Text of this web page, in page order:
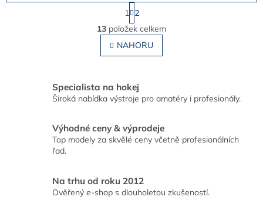
O
v
l
á
c
í
r
v
k
ý
p
S
t
r
á
n
k
á
n
í
1 2
13 položek celkem
NAHORU
Specialista na hokej
Široká nabídka výstroje pro amatéry i profesionály.
Výhodné ceny & výprodeje
Top modely za skvělé ceny včetně profesionálních
řad.
Na trhu od roku 2012
Ověřený e-shop s dlouholetou zkušeností.